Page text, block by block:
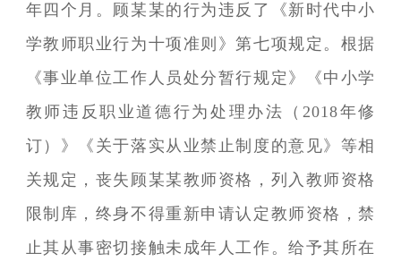
年四个月。顾某某的行为违反了《新时代中小
学教师职业行为十项准则》第七项规定。根据
《事业单位工作人员处分暂行规定》《中小学
教师违反职业道德行为处理办法（2018年修
订）》《关于落实从业禁止制度的意见》等相
关规定，丧失顾某某教师资格，列入教师资格
限制库，终身不得重新申请认定教师资格，禁
止其从事密切接触未成年人工作。给予其所在